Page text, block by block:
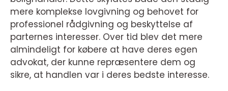
mere komplekse lovgivning og behovet for
professionel rådgivning og beskyttelse af
parternes interesser. Over tid blev det mere
almindeligt for købere at have deres egen
advokat, der kunne repræsentere dem og
sikre, at handlen var i deres bedste interesse.